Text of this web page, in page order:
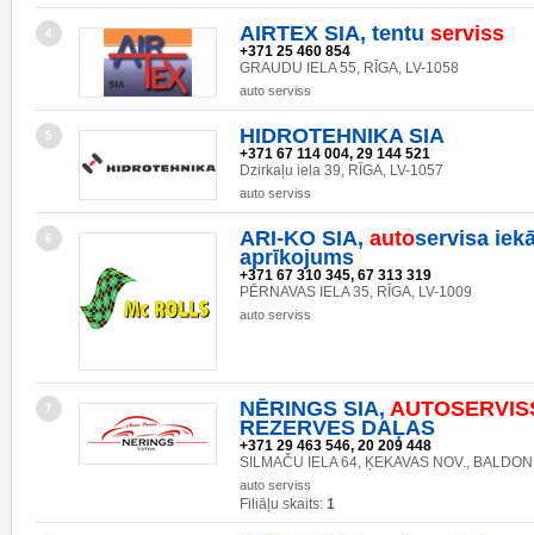
4 AIRTEX SIA, tentu serviss
+371 25 460 854
GRAUDU IELA 55, RĪGA, LV-1058
auto serviss
5 HIDROTEHNIKA SIA
+371 67 114 004, 29 144 521
Dzirkaļu iela 39, RĪGA, LV-1057
auto serviss
6 ARI-KO SIA, autoservisa
aprīkojums
+371 67 310 345, 67 313 319
PĒRNAVAS IELA 35, RĪGA, LV-1009
auto serviss
7 NĒRINGS SIA, AUTO
REZERVES DAĻAS
+371 29 463 546, 20 209 448
SILMAČU IELA 64, ĶEKAVAS NOV.,
auto serviss
Filiāļu skaits: 1